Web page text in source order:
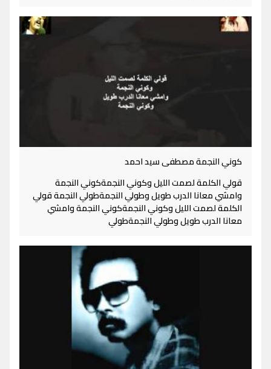
كوني النجمة مصطفى سيد احمد
قولي الكلمة لصمت الليل وكوني النجمةكوني النجمة
وامشي معانا الدرب طويل وطولي النجمةطولي النجمة قولي
الكلمة لصمت الليل وكوني النجمةكوني النجمة وامشي
معانا الدرب طويل وطولي النجمةطولي